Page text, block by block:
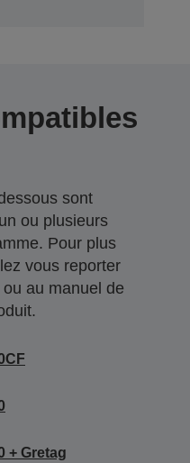
sont
ou plusieurs
Pour plus
vous reporter
au manuel de
+ Gretag